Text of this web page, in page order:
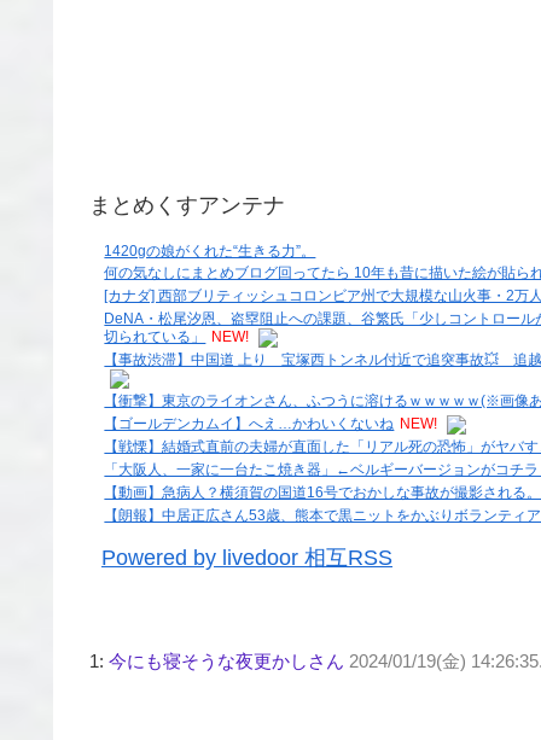
まとめくすアンテナ
1420gの娘がくれた“生きる力”。
何の気なしにまとめブログ回ってたら 10年も昔に描いた絵が貼ら
[カナダ] 西部ブリティッシュコロンビア州で大規模な山火事・2万
DeNA・松尾汐恩、盗塁阻止への課題、谷繁氏「少しコントロー
切られている」
NEW!
【事故渋滞】中国道 上り 宝塚西トンネル付近で追突事故💥
【衝撃】東京のライオンさん、ふつうに溶けるｗｗｗｗｗ(※画像
【ゴールデンカムイ】へえ…かわいくないね NEW!
【戦慄】結婚式直前の夫婦が直面した「リアル死の恐怖」がヤバ
「大阪人、一家に一台たこ焼き器」←ベルギーバージョンがコチ
【動画】急病人？横須賀の国道16号でおかしな事故が撮影される。
【朗報】中居正広さん53歳、熊本で黒ニットをかぶりボランティ
Powered by livedoor 相互RSS
1: 今にも寝そうな夜更かしさん 2024/01/19(金)